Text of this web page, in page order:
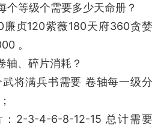
个等级个需要多少天命册？
贞120紫薇180天府360贪婪
。
轴、碎片消耗？
武将满兵书需要 卷轴每一级分
：2-3-4-6-8-12-15 总计需要